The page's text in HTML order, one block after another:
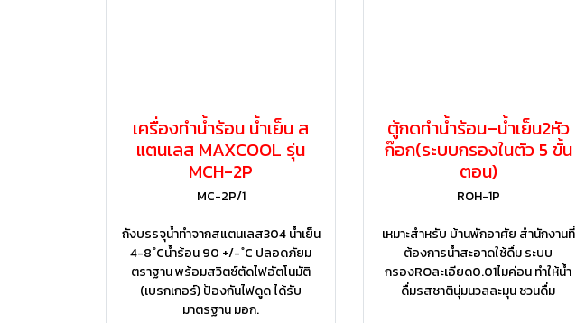
เครื่องทำน้ำร้อน น้ำเย็น ส
แตนเลส MAXCOOL รุ่น
MCH-2P
MC-2P/1
ถังบรรจุน้ำทำจากสแตนเลส304 น้ำเย็น
4-8 ํCน้ำร้อน 90 +/- ํC ปลอดภัยม
ตราฐาน พร้อมสวิตซ์ตัดไฟอัตโนมัติ
(เบรกเกอร์) ป้องกันไฟดูด ได้รับ
มาตรฐาน มอก.
ตู้กดทำน้ำร้อน–น้ำเย็น2หัว
ก๊อก(ระบบกรองในตัว 5 ขั้น
ตอน)
ROH-1P
เหมาะสำหรับ บ้านพักอาศัย สำนักงานที่
ต้องการน้ำสะอาดใช้ดื่ม ระบบ
กรองROละเอียด0.01ไมค่อน ทำให้น้ำ
ดื่มรสชาตินุ่มนวลละมุน ชวนดื่ม